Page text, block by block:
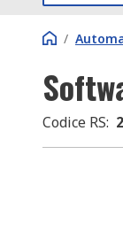
/
Codice RS: